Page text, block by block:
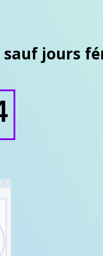
sauf jours